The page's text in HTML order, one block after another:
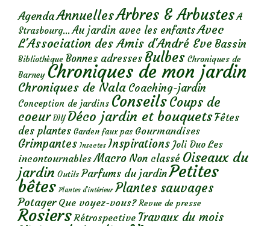
AgendaAnnuellesArbres & Arbustes A
Strasbourg... Au jardin avec les enfantsAvec
L'Association des Amis d'André Eve Bassin
Bibliothèque Bonnes adresses Bulbes Chroniques de
Barney Chroniques de mon jardin
Chroniques de Nala Coaching-jardin
Conception de jardins ConseilsCoups de
coeur DIY Déco jardin et bouquetsFêtes
des plantes Garden faux pas Gourmandises
Grimpantes Insectes Inspirations Joli Duo Les
incontournables Macro Non classé Oiseaux du
jardin Outils Parfums du jardinPetites
bêtes Plantes d’intérieur Plantes sauvages
Potager Que voyez-vous? Revue de presse
Rosiers Rétrospective Travaux du mois